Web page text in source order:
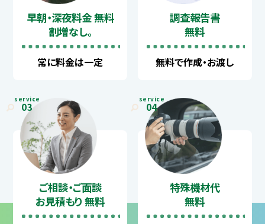
早朝・深夜料金 無料
割増なし。
常に料金は一定
調査報告書
無料
無料で作成・お渡し
service
03
ご相談・ご面談
お見積もり 無料
service
04
特殊機材代
無料